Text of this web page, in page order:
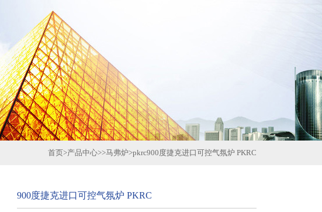
首页>产品中心>>马弗炉>pkrc900度捷克进口可控气氛炉 PKRC
900度捷克进口可控气氛炉 PKRC